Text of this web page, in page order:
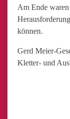
Am Ende
können.
Gerd Meier-
Kletter- und